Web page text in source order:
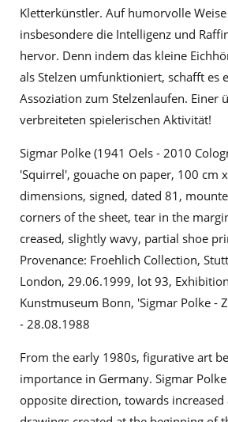
Kletterkünstler. Auf humorvolle
insbesondere die Intelligenz und
hervor. Denn indem das kleine
als Stelzen umfunktioniert, schafft es
Assoziation zum Stelzenlaufen. Einer
verbreiteten spielerischen Aktivität!
Sigmar Polke (1941 Oels - 2010
'Squirrel', gouache on paper, 100 cm
dimensions, signed, dated 81,
corners of the sheet, tear in the
creased, slightly wavy, partial shoe
Provenance: Froehlich Collection,
London, 29.06.1999, lot 93,
Kunstmuseum Bonn, 'Sigmar Polke -
- 28.08.1988
From the early 1980s, figurative art
importance in Germany. Sigmar
opposite direction, towards increased